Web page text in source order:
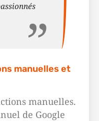
manuelles et
manuelles.
de Google